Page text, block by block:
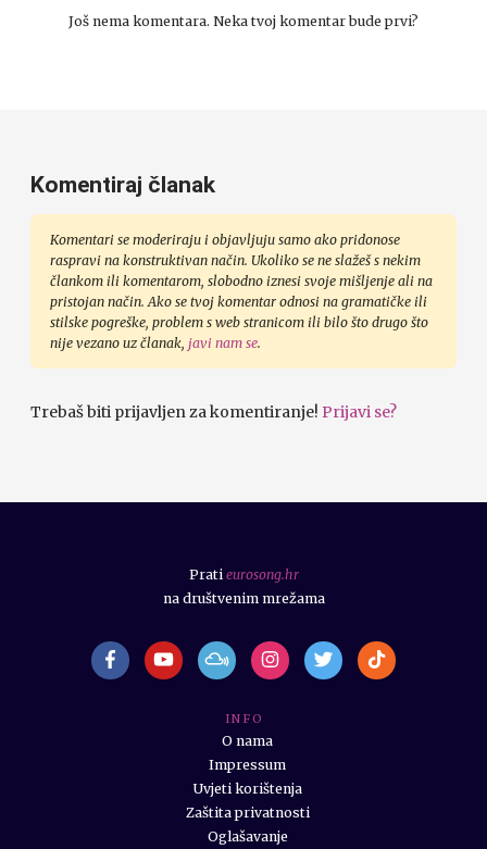
Još nema komentara. Neka tvoj komentar bude prvi?
Komentiraj članak
Komentari se moderiraju i objavljuju samo ako pridonose
raspravi na konstruktivan način. Ukoliko se ne slažeš s nekim
člankom ili komentarom, slobodno iznesi svoje mišljenje ali na
pristojan način. Ako se tvoj komentar odnosi na gramatičke ili
stilske pogreške, problem s web stranicom ili bilo što drugo što
nije vezano uz članak, javi nam se.
Trebaš biti prijavljen za komentiranje! Prijavi se?
I N F O
O nama
Impressum
Uvjeti korištenja
Zaštita privatnosti
Oglašavanje
Prati eurosong.hr
na društvenim mrežama